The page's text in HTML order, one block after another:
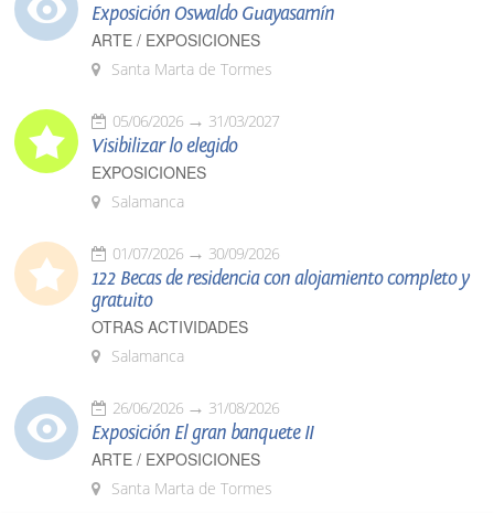
Exposición Oswaldo Guayasamín
ARTE / EXPOSICIONES
Santa Marta de Tormes
05/06/2026 31/03/2027
Visibilizar lo elegido
EXPOSICIONES
Salamanca
01/07/2026 30/09/2026
122 Becas de residencia con alojamiento completo y
gratuito
OTRAS ACTIVIDADES
Salamanca
26/06/2026 31/08/2026
Exposición El gran banquete II
ARTE / EXPOSICIONES
Santa Marta de Tormes